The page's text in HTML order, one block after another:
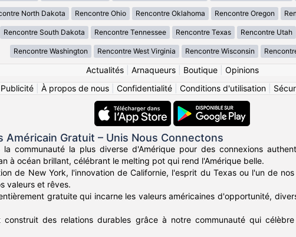
North Dakota Rencontre Ohio Rencontre Oklahoma Rencontre Oregon
Rencontre South Dakota Rencontre Tennessee Rencontre Texas Rencontre Utah
Rencontre Washington Rencontre West Virginia Rencontre Wisconsin
Actualités| Arnaqueurs| Boutique| Opinions
Publicité| À propos de nous| Confidentialité| Conditions d'utilisation|
Américain Gratuit – Unis Nous Connectons
communauté la plus diverse d'Amérique pour des connexions
à océan brillant, célébrant le melting pot qui rend l'Amérique belle.
de New York, l'innovation de Californie, l'esprit du Texas ou l'un de
valeurs et rêves.
gratuite qui incarne les valeurs américaines d'opportunité,
construit des relations durables grâce à notre communauté qui